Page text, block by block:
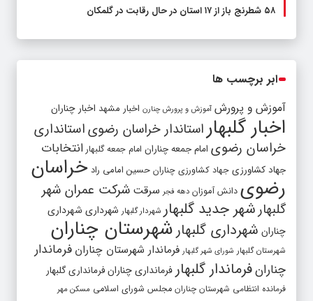
۵۸ شطرنج‌ باز از ۱۷ استان در حال رقابت در گلمکان
ابر برچسب ها
آموزش و پرورش آموزش و پرورش چنارن اخبار مشهد اخبار چناران
اخبار گلبهار استاندار خراسان رضویاستانداری
خراسان رضوی امام جمعه چناران امام جمعه گلبهار انتخابات
جهاد کشاورزی جهاد کشاورزی چناران حسین امامی راد خراسان
رضوی دانش آموزان دهه فجر سرقت شرکت عمران شهر
گلبهار شهر جدید گلبهار شهردار گلبهار شهرداری شهرداری
چناران شهرداری گلبهار شهرستان چناران
شهرستان گلبهار شورای شهر گلبهار فرماندار شهرستان چناران فرماندار
چنارانفرماندار گلبهار فرمانداری چنارانفرمانداری گلبهار
فرمانده انتظامی شهرستان چناران مجلس شورای اسلامی مسکن مهر